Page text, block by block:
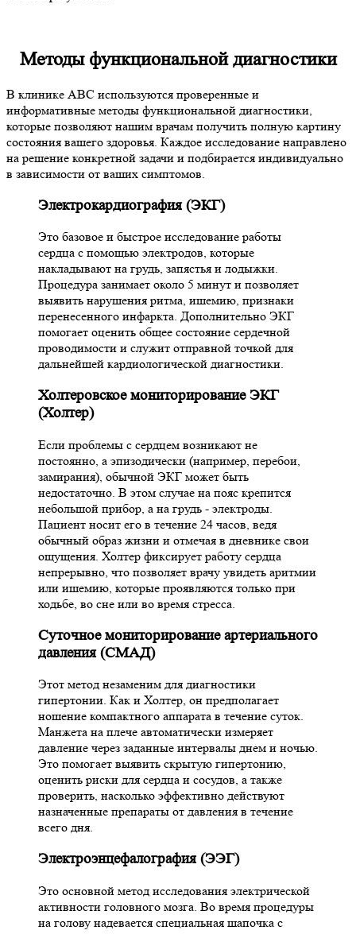
Методы функциональной диагностики
В клинике ABC используются проверенные и
информативные методы функциональной диагностики,
которые позволяют нашим врачам получить полную картину
состояния вашего здоровья. Каждое исследование направлено
на решение конкретной задачи и подбирается индивидуально
в зависимости от ваших симптомов.
Электрокардиография (ЭКГ)
Это базовое и быстрое исследование работы
сердца с помощью электродов, которые
накладывают на грудь, запястья и лодыжки.
Процедура занимает около 5 минут и позволяет
выявить нарушения ритма, ишемию, признаки
перенесенного инфаркта. Дополнительно ЭКГ
помогает оценить общее состояние сердечной
проводимости и служит отправной точкой для
дальнейшей кардиологической диагностики.
Холтеровское мониторирование ЭКГ
(Холтер)
Если проблемы с сердцем возникают не
постоянно, а эпизодически (например, перебои,
замирания), обычной ЭКГ может быть
недостаточно. В этом случае на пояс крепится
небольшой прибор, а на грудь - электроды.
Пациент носит его в течение 24 часов, ведя
обычный образ жизни и отмечая в дневнике свои
ощущения. Холтер фиксирует работу сердца
непрерывно, что позволяет врачу увидеть аритмии
или ишемию, которые проявляются только при
ходьбе, во сне или во время стресса.
Суточное мониторирование артериального
давления (СМАД)
Этот метод незаменим для диагностики
гипертонии. Как и Холтер, он предполагает
ношение компактного аппарата в течение суток.
Манжета на плече автоматически измеряет
давление через заданные интервалы днем и ночью.
Это помогает выявить скрытую гипертонию,
оценить риски для сердца и сосудов, а также
проверить, насколько эффективно действуют
назначенные препараты от давления в течение
всего дня.
Электроэнцефалография (ЭЭГ)
Это основной метод исследования электрической
активности головного мозга. Во время процедуры
на голову надевается специальная шапочка с